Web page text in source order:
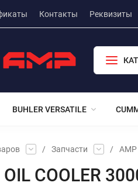
Контакты Реквизиты
BUHLER VERSATILE
/ Запчасти / АМР
OIL COOLER